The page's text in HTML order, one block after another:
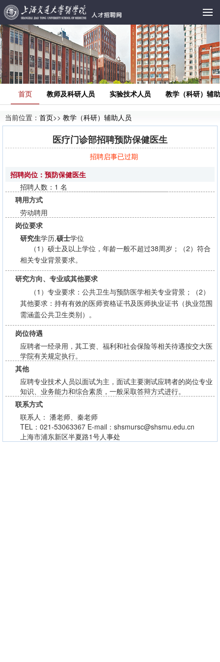
首页 教师及科研人员 实验技术人员 教学（科研）辅
当前位置： 首页>> 教学（科研）辅助人员
医疗门诊部招聘预防保健医生
招聘启事已过期
招聘岗位：预防保健医生
招聘人数：1 名
聘用方式
劳动聘用
岗位要求
研究生学历,硕士学位
（1）硕士及以上学位，年龄一般不超过38周岁；（2）符合
相关专业背景要求。
研究方向、专业或其他要求
（1）专业要求：公共卫生与预防医学相关专业背景；（2）
其他要求：持有有效的医师资格证书及医师执业证书（执业范围
需涵盖公共卫生类别）。
岗位待遇
应聘者一经录用，其工资、福利和社会保险等相关待遇按交大医
学院有关规定执行。
其他
应聘专业技术人员以面试为主，面试主要测试应聘者的岗位专业
知识、业务能力和综合素质，一般采取答辩方式进行。
联系方式
联系人： 潘老师、秦老师
TEL：021-53063367 E-mail：shsmursc@shsmu.edu.cn
上海市浦东新区半夏路1号人事处